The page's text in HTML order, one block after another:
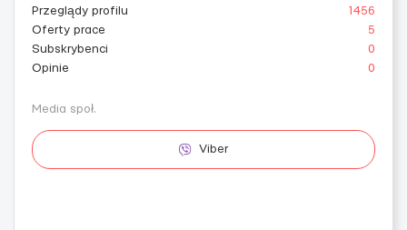
Przeglądy profilu
1456
Oferty prace
5
Subskrybenci
0
Opinie
0
Media społ.
Viber